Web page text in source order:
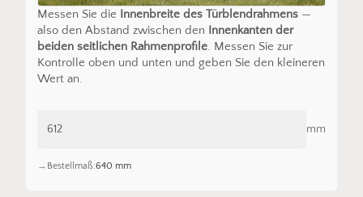
Messen Sie die Innenbreite des Türblendrahmens—
also den Abstand zwischen den Innenkanten der
beiden seitlichen Rahmenprofile. Messen Sie zur
Kontrolle oben und unten und geben Sie den kleineren
Wert an.
mm
Bestellmaß:640 mm